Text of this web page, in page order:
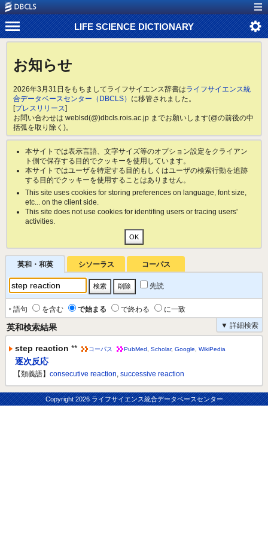
LIFE SCIENCE DICTIONARY
お知らせ
2026年3月31日をもちましてライフサイエンス辞書はライフサイエンス統
合データベースセンター（DBCLS） に移管されました。
[プレスリリース]
お問い合わせは weblsd(@)dbcls.rois.ac.jp までお願いします(@の前後の中
括弧を取り除く)。
本サイトでは表示言語、文字サイズ等のオプション設定をクライアン
ト側で保存する目的でクッキーを使用しています。
本サイトではユーザを特定する目的もしくはユーザの検索行動を追跡
する目的でクッキーを使用することはありません。
This site uses cookies for storing preferences on language, font size,
etc... on the client side.
This site does not use cookies for identifing users or tracing users'
activities.
英和・和英 シソーラス コーパス
先読
‣ 語句 を含む で始まる で終わる
に一致
▼ 詳細検索
英和検索結果
step reaction ** コーパス PubMed Scholar, Google WikiPedia
逐次反応
【類義語】 consecutive reaction, successive reaction
Copyright2026 ライフサイエンス統合データベースセンター